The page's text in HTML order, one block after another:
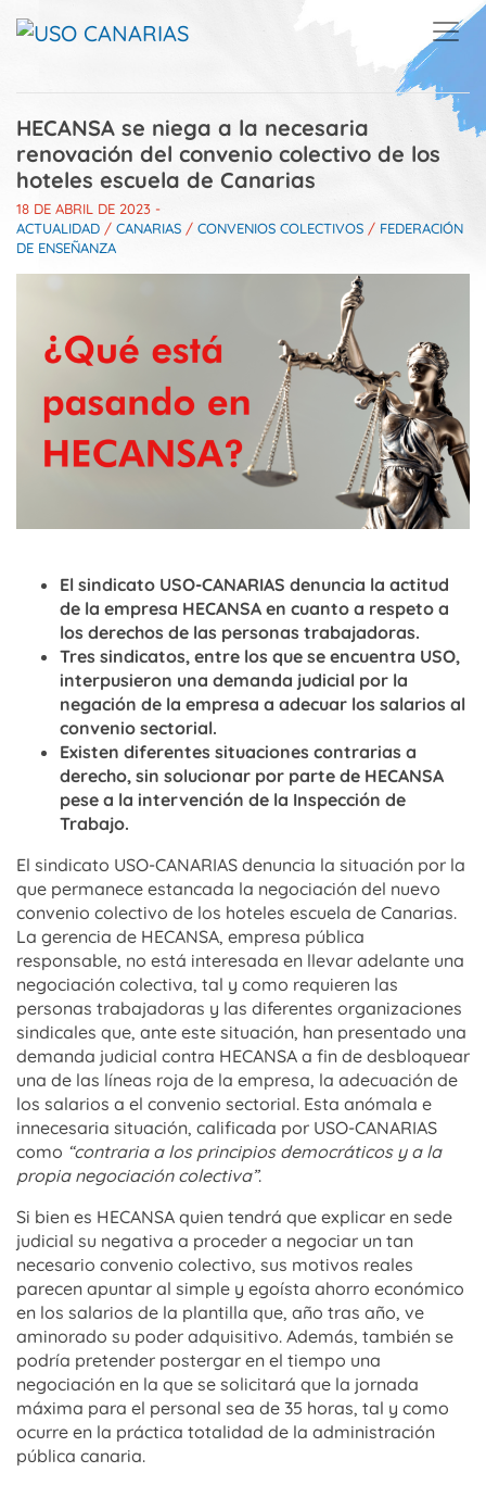
HECANSA se niega a la necesaria
renovación del convenio colectivo de los
hoteles escuela de Canarias
18 DE ABRIL DE 2023 -
ACTUALIDAD / CANARIAS / CONVENIOS COLECTIVOS / FEDERACIÓN
DE ENSEÑANZA
El sindicato USO-CANARIAS denuncia la actitud
de la empresa HECANSA en cuanto a respeto a
los derechos de las personas trabajadoras.
Tres sindicatos, entre los que se encuentra USO,
interpusieron una demanda judicial por la
negación de la empresa a adecuar los salarios al
convenio sectorial.
Existen diferentes situaciones contrarias a
derecho, sin solucionar por parte de HECANSA
pese a la intervención de la Inspección de
Trabajo.
El sindicato USO-CANARIAS denuncia la situación por la
que permanece estancada la negociación del nuevo
convenio colectivo de los hoteles escuela de Canarias.
La gerencia de HECANSA, empresa pública
responsable, no está interesada en llevar adelante una
negociación colectiva, tal y como requieren las
personas trabajadoras y las diferentes organizaciones
sindicales que, ante este situación, han presentado una
demanda judicial contra HECANSA a fin de desbloquear
una de las líneas roja de la empresa, la adecuación de
los salarios a el convenio sectorial. Esta anómala e
innecesaria situación, calificada por USO-CANARIAS
como “contraria a los principios democráticos y a la
propia negociación colectiva”.
Si bien es HECANSA quien tendrá que explicar en sede
judicial su negativa a proceder a negociar un tan
necesario convenio colectivo, sus motivos reales
parecen apuntar al simple y egoísta ahorro económico
en los salarios de la plantilla que, año tras año, ve
aminorado su poder adquisitivo. Además, también se
podría pretender postergar en el tiempo una
negociación en la que se solicitará que la jornada
máxima para el personal sea de 35 horas, tal y como
ocurre en la práctica totalidad de la administración
pública canaria.